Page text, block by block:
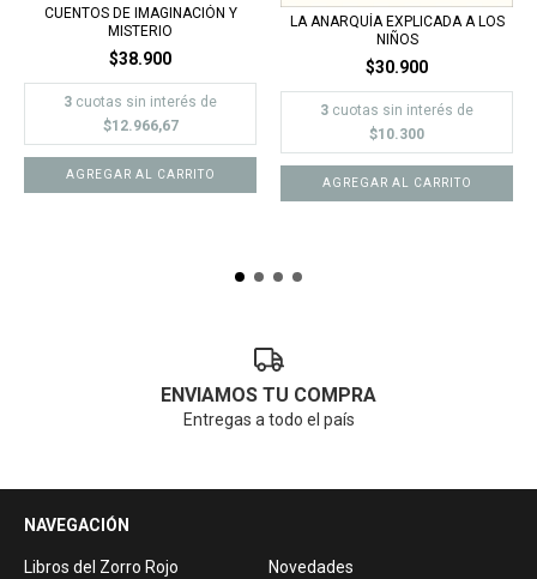
CUENTOS DE IMAGINACIÓN Y
MISTERIO
$38.900
3 cuotas sin interés de
$12.966,67
AGREGAR AL CARRITO
LA ANARQUÍA EXPLICADA A LOS
NIÑOS
$30.900
3 cuotas sin interés de
$10.300
ENVIAMOS TU COMPRA
Entregas a todo el país
NAVEGACIÓN
Libros del Zorro Rojo Novedades